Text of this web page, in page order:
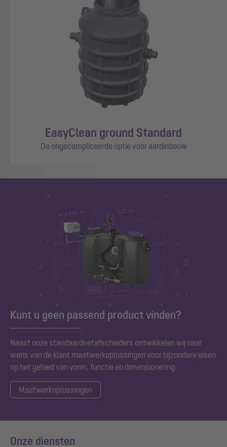
EasyClean ground Standard
De ongecompliceerde optie voor aardinbouw
Kunt u geen passend product vinden?
Naast onze standaardvetafscheiders ontwikkelen wij naar
wens van de klant maatwerkoplossingen voor bijzondere eisen
op het gebied van vorm, functie en dimensionering.
Maatwerkoplossingen
Onze diensten